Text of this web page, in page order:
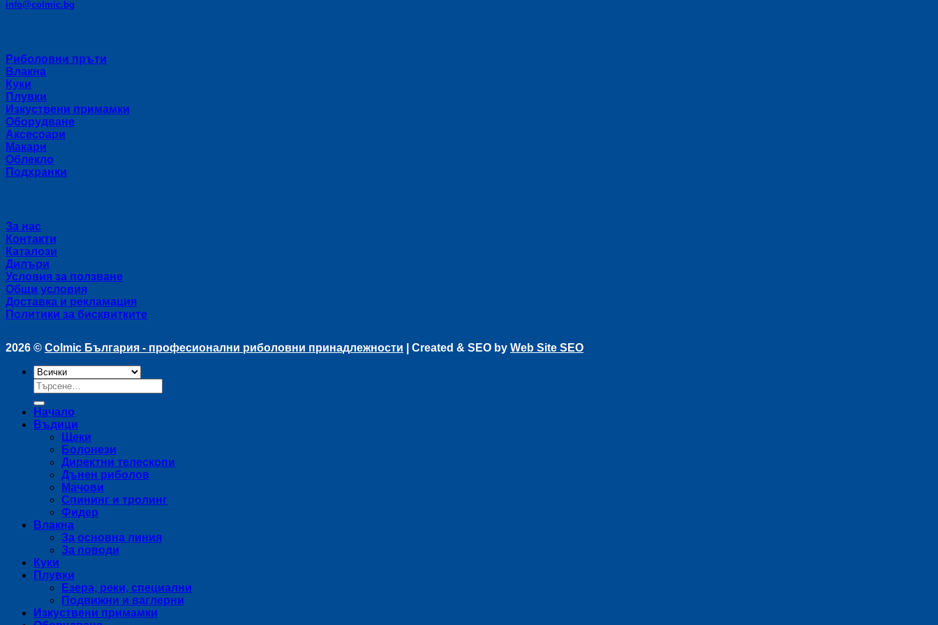
info@colmic.bg
Риболовни пръти
Влакна
Куки
Плувки
Изкуствени примамки
Оборудване
Аксесоари
Макари
Облекло
Подхранки
За нас
Контакти
Каталози
Дилъри
Условия за ползване
Общи условия
Доставка и рекламация
Политики за бисквитките
2026 © Colmic България - професионални риболовни принадлежности | Created & SEO by Web Site SEO
Търсене
за:
Начало
Въдици
Щеки
Болонези
Директни телескопи
Дънен риболов
Мачови
Спининг и тролинг
Фидер
Влакна
За основна линия
За поводи
Куки
Плувки
Езера, реки, специални
Подвижни и ваглерни
Изкуствени примамки